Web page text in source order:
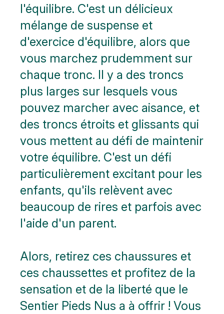
l'équilibre. C'est un délicieux
mélange de suspense et
d'exercice d'équilibre, alors que
vous marchez prudemment sur
chaque tronc. Il y a des troncs
plus larges sur lesquels vous
pouvez marcher avec aisance, et
des troncs étroits et glissants qui
vous mettent au défi de maintenir
votre équilibre. C'est un défi
particulièrement excitant pour les
enfants, qu'ils relèvent avec
beaucoup de rires et parfois avec
l'aide d'un parent.
Alors, retirez ces chaussures et
ces chaussettes et profitez de la
sensation et de la liberté que le
Sentier Pieds Nus a à offrir ! Vous